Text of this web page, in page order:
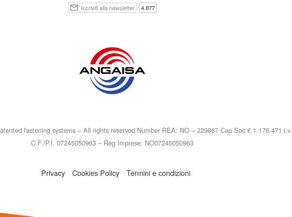
fastening systems – All rights reserved Number REA: NO – 229867 Cap Soc € 1.176.471 i.v.
C.F./P.I. 07245050963 – Reg Imprese: NO07245050963
Privacy Cookies Policy Termini e condizioni